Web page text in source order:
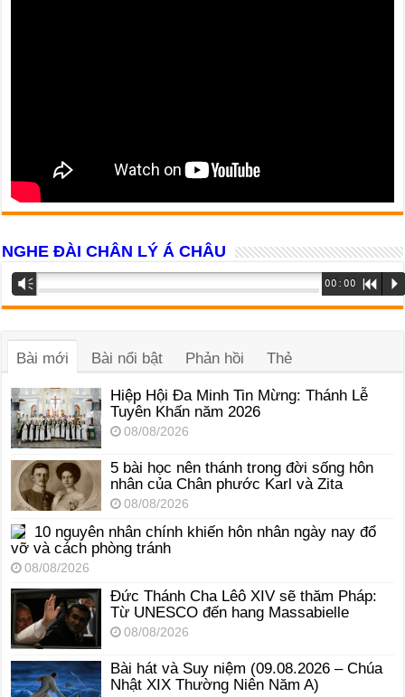
NGHE ĐÀI CHÂN LÝ Á CHÂU
Trình
phát
Vm 00:00 R P
Bài mới Bài nổi bật Phản hồi Thẻ
Hiệp Hội Đa Minh Tin Mừng: Thánh Lễ
Tuyên Khấn năm 2026
08/08/2026
5 bài học nên thánh trong đời sống hôn
nhân của Chân phước Karl và Zita
08/08/2026
10 nguyên nhân chính khiến hôn nhân ngày nay đổ
vỡ và cách phòng tránh
08/08/2026
Đức Thánh Cha Lêô XIV sẽ thăm Pháp:
Từ UNESCO đến hang Massabielle
08/08/2026
Bài hát và Suy niệm (09.08.2026 – Chúa
Nhật XIX Thường Niên Năm A)